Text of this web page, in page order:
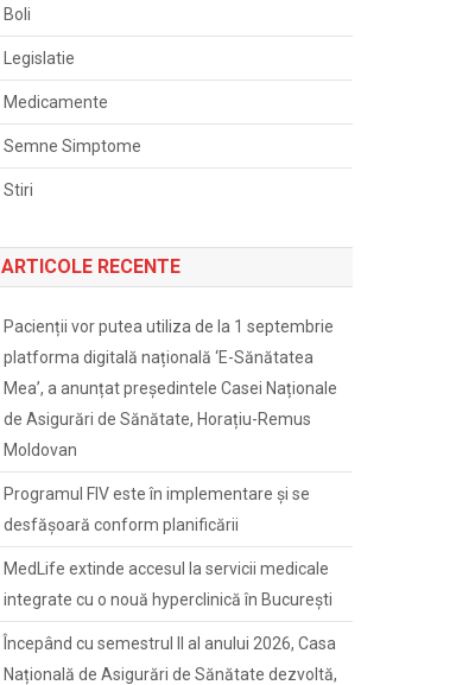
Boli
Legislatie
Medicamente
Semne Simptome
Stiri
ARTICOLE RECENTE
Pacienții vor putea utiliza de la 1 septembrie
platforma digitală națională ‘E-Sănătatea
Mea’, a anunțat președintele Casei Naționale
de Asigurări de Sănătate, Horațiu-Remus
Moldovan
Programul FIV este în implementare și se
desfășoară conform planificării
MedLife extinde accesul la servicii medicale
integrate cu o nouă hyperclinică în București
Începând cu semestrul II al anului 2026, Casa
Națională de Asigurări de Sănătate dezvoltă,